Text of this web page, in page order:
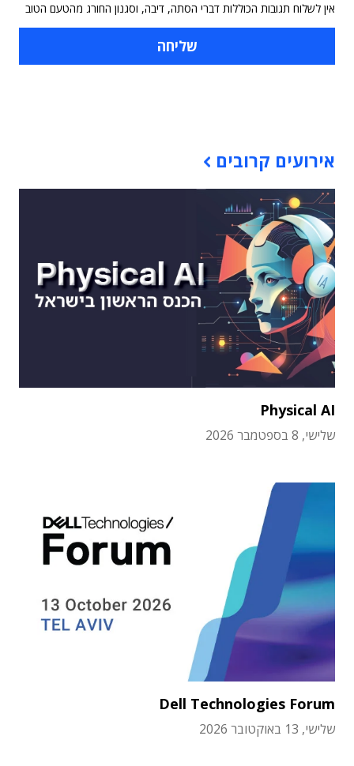
אין לשלוח תגובות הכוללות דברי הסתה, דיבה, וסגנון החורג מהטעם הטוב
אירועים קרובים
Physical AI
שלישי, 8 בספטמבר 2026
Dell Technologies Forum
שלישי, 13 באוקטובר 2026